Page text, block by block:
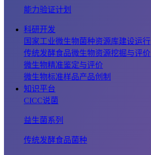
能力验证计划
科研开发
国家工业微生物菌种资源库建设运行
传统发酵食品微生物资源挖掘与评价
微生物精准鉴定与评价
微生物标准样品产品创制
知识平台
CICC说菌
益生菌系列
传统发酵食品菌种